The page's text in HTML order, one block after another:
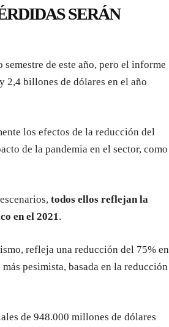
SERÁN
de este año, pero el informe
2,4 billones de dólares en el año
los efectos de la reducción del
de la pandemia en el sector, como
todos ellos reflejan la
en el 2021.
refleja una reducción del 75% en
pesimista, basada en la reducción
de 948.000 millones de dólares